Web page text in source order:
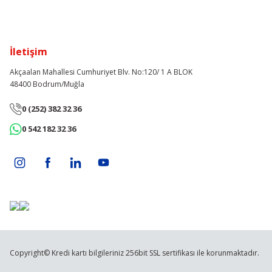
İletişim
Akçaalan Mahallesi Cumhuriyet Blv. No:120/ 1 A BLOK
48400 Bodrum/Muğla
0 (252) 382 32 36
0 542 182 32 36
Copyright© Kredi kartı bilgileriniz 256bit SSL sertifikası ile korunmaktadır.